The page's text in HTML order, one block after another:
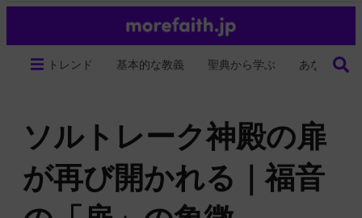
トレンド 基本的な教義 聖典から学ぶ あなたの生
ソルトレーク神殿の扉
が再び開かれる｜福音